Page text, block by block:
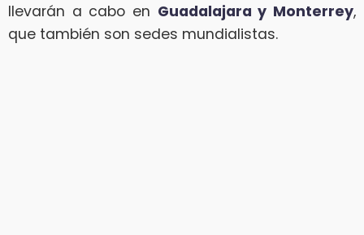
llevarán a cabo en Guadalajara y Monterrey,
que también son sedes mundialistas.